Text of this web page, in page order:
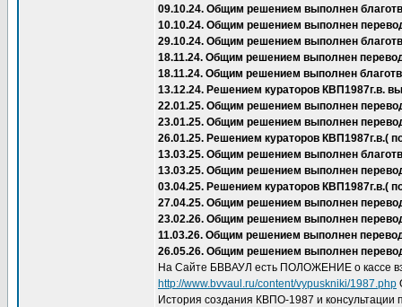
09.10.24. Общим решением выполнен
10.10.24. Общим решением выполнен
29.10.24. Общим решением выполнен
18.11.24. Общим решением выполнен
18.11.24. Общим решением выполнен
13.12.24. Решением кураторов КВП1987г.в.
22.01.25. Общим решением выполнен
23.01.25. Общим решением выполнен
26.01.25. Решением кураторов КВП1987г.в.(
13.03.25. Общим решением выполнен
13.03.25. Общим решением выполнен
03.04.25. Решением кураторов КВП1987г.в.(
27.04.25. Общим решением выполнен
23.02.26. Общим решением выполнен
11.03.26. Общим решением выполнен
26.05.26. Общим решением выполнен
На Сайте БВВАУЛ есть ПОЛОЖЕНИЕ о кассе
http://www.bvvaul.ru/content/vypuskniki/1987.php
История создания КВПО-1987 и консультации